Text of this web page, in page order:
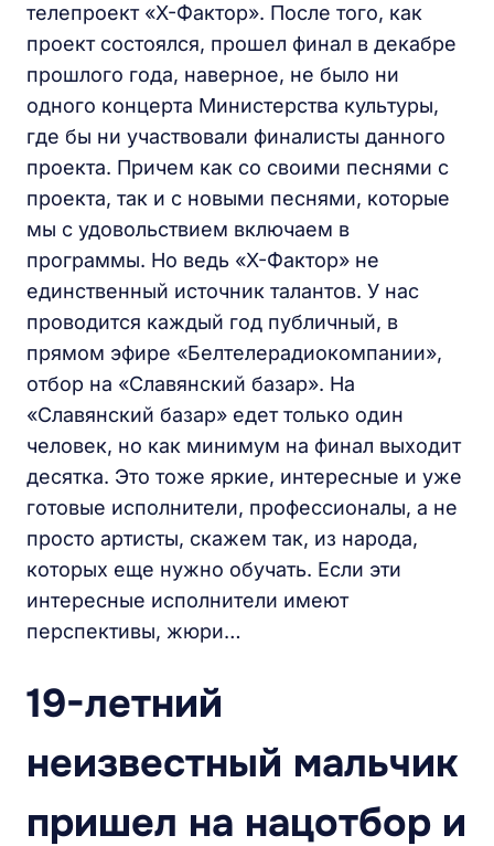
телепроект «X-Фактор». После того, как
проект состоялся, прошел финал в декабре
прошлого года, наверное, не было ни
одного концерта Министерства культуры,
где бы ни участвовали финалисты данного
проекта. Причем как со своими песнями с
проекта, так и с новыми песнями, которые
мы с удовольствием включаем в
программы. Но ведь «X-Фактор» не
единственный источник талантов. У нас
проводится каждый год публичный, в
прямом эфире «Белтелерадиокомпании»,
отбор на «Славянский базар». На
«Славянский базар» едет только один
человек, но как минимум на финал выходит
десятка. Это тоже яркие, интересные и уже
готовые исполнители, профессионалы, а не
просто артисты, скажем так, из народа,
которых еще нужно обучать. Если эти
интересные исполнители имеют
перспективы, жюри…
19-летний
неизвестный мальчик
пришел на нацотбор и